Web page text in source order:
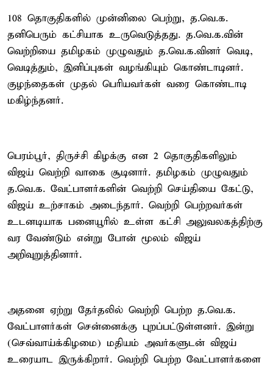
108 தொகுதிகளில் முன்னிலை பெற்று, த.வெ.க.
தனிபெரும் கட்சியாக உருவெடுத்தது. த.வெ.க.வின்
வெற்றியை தமிழகம் முழுவதும் த.வெ.க.வினர் வெடி,
வெடித்தும், இனிப்புகள் வழங்கியும் கொண்டாடினர்.
குழந்தைகள் முதல் பெரியவர்கள் வரை கொண்டாடி
மகிழ்ந்தனர்.
பெரம்பூர், திருச்சி கிழக்கு என 2 தொகுதிகளிலும்
விஜய் வெற்றி வாகை சூடினார். தமிழகம் முழுவதும்
த.வெ.க. வேட்பாளர்களின் வெற்றி செய்தியை கேட்டு,
விஜய் உற்சாகம் அடைந்தார். வெற்றி பெற்றவர்கள்
உடனடியாக பனையூரில் உள்ள கட்சி அலுவலகத்திற்கு
வர வேண்டும் என்று போன் மூலம் விஜய்
அறிவுறுத்தினார்.
அதனை ஏற்று தேர்தலில் வெற்றி பெற்ற த.வெ.க.
வேட்பாளர்கள் சென்னைக்கு புறப்பட்டுள்ளனர். இன்று
(செவ்வாய்க்கிழமை) மதியம் அவர்களுடன் விஜய்
உரையாட இருக்கிறார். வெற்றி பெற்ற வேட்பாளர்களை